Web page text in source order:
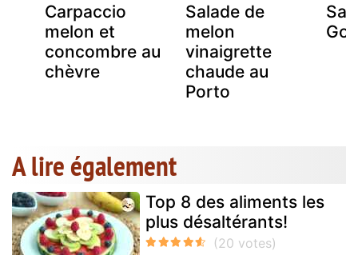
Carpaccio
melon et
concombre au
chèvre
Salade de
melon
vinaigrette
chaude au
Porto
A lire également
Top 8 des aliments les
plus désaltérants!